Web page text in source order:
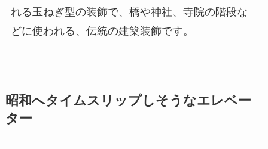
れる玉ねぎ型の装飾で、橋や神社、寺院の階段な
どに使われる、伝統の建築装飾です。
昭和へタイムスリップしそうなエレベー
ター